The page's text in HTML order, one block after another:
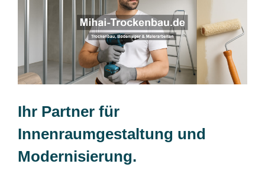
Ihr Partner für
Innenraumgestaltung und
Modernisierung.